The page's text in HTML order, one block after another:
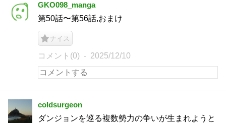
GKO098_manga
第50話〜第56話,おまけ
ナイス
コメント(0) 2025/12/10
coldsurgeon
ダンジョンを巡る複数勢力の争いが生まれようと